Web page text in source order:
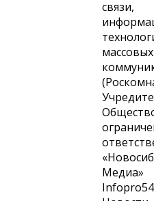
связи,
массовых
Медиа»